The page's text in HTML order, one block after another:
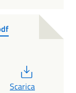
Scarica